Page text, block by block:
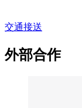
交通接送
外部合作